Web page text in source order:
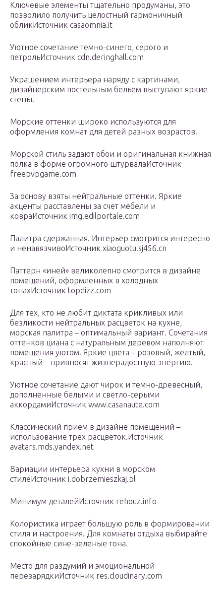
Ключевые элементы тщательно продуманы, это
позволило получить целостный гармоничный
обликИсточник casaomnia.it
Уютное сочетание темно-синего, серого и
петрольИсточник cdn.deringhall.com
Украшением интерьера наряду с картинами,
дизайнерским постельным бельем выступают яркие
стены.
Морские оттенки широко используются для
оформления комнат для детей разных возрастов.
Морской стиль задают обои и оригинальная книжная
полка в форме огромного штурвалаИсточник
freepvpgame.com
За основу взяты нейтральные оттенки. Яркие
акценты расставлены за счет мебели и
ковраИсточник img.edilportale.com
Палитра сдержанная. Интерьер смотрится интересно
и ненавязчивоИсточник xiaoguotu.sj456.cn
Паттерн «иней» великолепно смотрится в дизайне
помещений, оформленных в холодных
тонахИсточник topdizz.com
Для тех, кто не любит диктата крикливых или
безликости нейтральных расцветок на кухне,
морская палитра – оптимальный вариант. Сочетания
оттенков циана с натуральным деревом наполняют
помещения уютом. Яркие цвета – розовый, желтый,
красный – привносят жизнерадостную энергию.
Уютное сочетание дают чирок и темно-древесный,
дополненные белыми и светло-серыми
аккордамиИсточник www.casanaute.com
Классический прием в дизайне помещений –
использование трех расцветок.Источник
avatars.mds.yandex.net
Вариации интерьера кухни в морском
стилеИсточник i.dobrzemieszkaj.pl
Минимум деталейИсточник rehouz.info
Колористика играет большую роль в формировании
стиля и настроения. Для комнаты отдыха выбирайте
спокойные сине-зеленые тона.
Место для раздумий и эмоциональной
перезарядкиИсточник res.cloudinary.com